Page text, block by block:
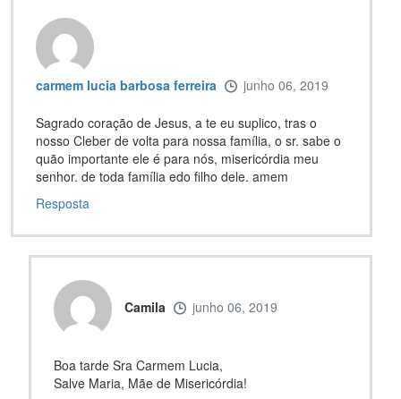
carmem lucia barbosa ferreira junho 06, 2019
Sagrado coração de Jesus, a te eu suplico, tras o
nosso Cleber de volta para nossa família, o sr. sabe o
quão importante ele é para nós, misericórdia meu
senhor. de toda família edo filho dele. amem
Resposta
Camila junho 06, 2019
Boa tarde Sra Carmem Lucia,
Salve Maria, Mãe de Misericórdia!